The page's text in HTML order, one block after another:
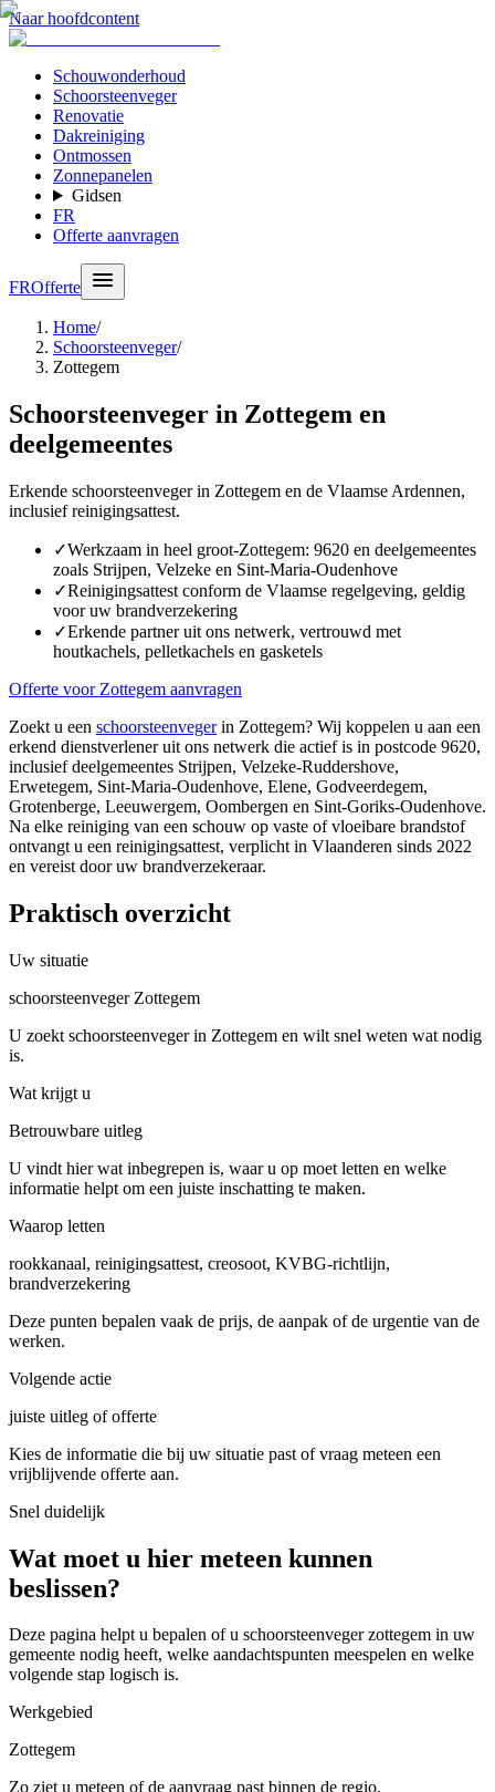
Naar hoofdcontent
Schouwonderhoud
Schoorsteenveger
Renovatie
Dakreiniging
Ontmossen
Zonnepanelen
Gidsen
FR
Offerte aanvragen
FROfferte
Home/
Schoorsteenveger/
Zottegem
Schoorsteenveger in Zottegem en
deelgemeentes
Erkende schoorsteenveger in Zottegem en de Vlaamse Ardennen,
inclusief reinigingsattest.
✓Werkzaam in heel groot-Zottegem: 9620 en deelgemeentes
zoals Strijpen, Velzeke en Sint-Maria-Oudenhove
✓Reinigingsattest conform de Vlaamse regelgeving, geldig
voor uw brandverzekering
✓Erkende partner uit ons netwerk, vertrouwd met
houtkachels, pelletkachels en gasketels
Offerte voor Zottegem aanvragen
Zoekt u een schoorsteenvegerin Zottegem? Wij koppelen u aan een
erkend dienstverlener uit ons netwerk die actief is in postcode 9620,
inclusief deelgemeentes Strijpen, Velzeke-Ruddershove,
Erwetegem, Sint-Maria-Oudenhove, Elene, Godveerdegem,
Grotenberge, Leeuwergem, Oombergen en Sint-Goriks-Oudenhove.
Na elke reiniging van een schouw op vaste of vloeibare brandstof
ontvangt u een reinigingsattest, verplicht in Vlaanderen sinds 2022
en vereist door uw brandverzekeraar.
Praktisch overzicht
Uw situatie
schoorsteenveger Zottegem
U zoekt schoorsteenveger in Zottegem en wilt snel weten wat nodig
is.
Wat krijgt u
Betrouwbare uitleg
U vindt hier wat inbegrepen is, waar u op moet letten en welke
informatie helpt om een juiste inschatting te maken.
Waarop letten
rookkanaal, reinigingsattest, creosoot, KVBG-richtlijn,
brandverzekering
Deze punten bepalen vaak de prijs, de aanpak of de urgentie van de
werken.
Volgende actie
juiste uitleg of offerte
Kies de informatie die bij uw situatie past of vraag meteen een
vrijblijvende offerte aan.
Snel duidelijk
Wat moet u hier meteen kunnen
beslissen?
Deze pagina helpt u bepalen of u schoorsteenveger zottegem in uw
gemeente nodig heeft, welke aandachtspunten meespelen en welke
volgende stap logisch is.
Werkgebied
Zottegem
Zo ziet u meteen of de aanvraag past binnen de regio.